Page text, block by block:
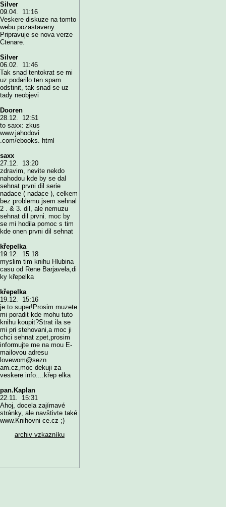
Silver
09.04. 11:16
Veskere diskuze na tomto
webu pozastaveny.
Pripravuje se nova verze
Ctenare.
Silver
06.02. 11:46
Tak snad tentokrat se mi
uz podarilo ten spam
odstinit, tak snad se uz
tady neobjevi
Dooren
28.12. 12:51
to saxx: zkus
www.jahodovi
.com/ebooks. html
saxx
27.12. 13:20
zdravim, nevite nekdo
nahodou kde by se dal
sehnat prvni dil serie
nadace ( nadace ), celkem
bez problemu jsem sehnal
2 . & 3. dil, ale nemuzu
sehnat dil prvni. moc by
se mi hodila pomoc s tim
kde onen prvni dil sehnat
křepelka
19.12. 15:18
myslim tim knihu Hlubina
casu od Rene Barjavela,di
ky křepelka
křepelka
19.12. 15:16
je to super!Prosim muzete
mi poradit kde mohu tuto
knihu koupit?Strat ila se
mi pri stehovani,a moc ji
chci sehnat zpet,prosim
informujte me na mou E-
mailovou adresu
lovewom@sezn
am.cz,moc dekuji za
veskere info....křep elka
pan.Kaplan
22.11. 15:31
Ahoj, docela zajímavé
stránky, ale navštivte také
www.Knihovni ce.cz ;)
archiv vzkazníku